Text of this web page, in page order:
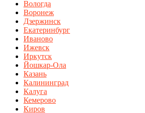
Вологда
Воронеж
Дзержинск
Екатеринбург
Иваново
Ижевск
Иркутск
Йошкар-Ола
Казань
Калининград
Калуга
Кемерово
Киров